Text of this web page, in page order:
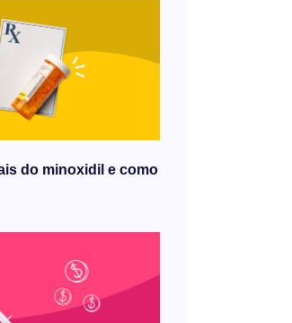
do minoxidil e como